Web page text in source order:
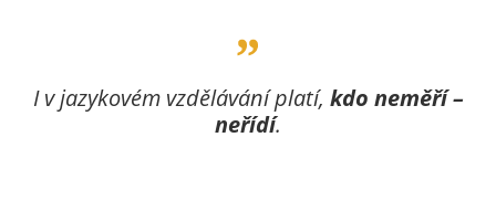
I v jazykovém vzdělávání platí, kdo neměří –⁠⁠⁠⁠⁠⁠
neřídí.